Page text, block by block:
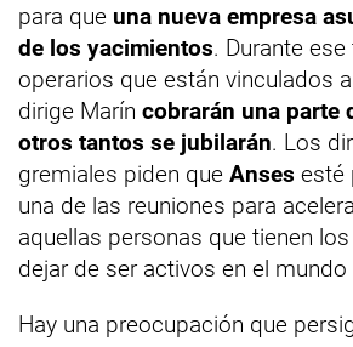
para que una nueva empresa
de los yacimientos. Durante
operarios que están vinculados
dirige Marín cobrarán una parte
otros tantos se jubilarán. Los
gremiales piden que Anses esté
una de las reuniones para
aquellas personas que tienen
dejar de ser activos en el mundo
Hay una preocupación que